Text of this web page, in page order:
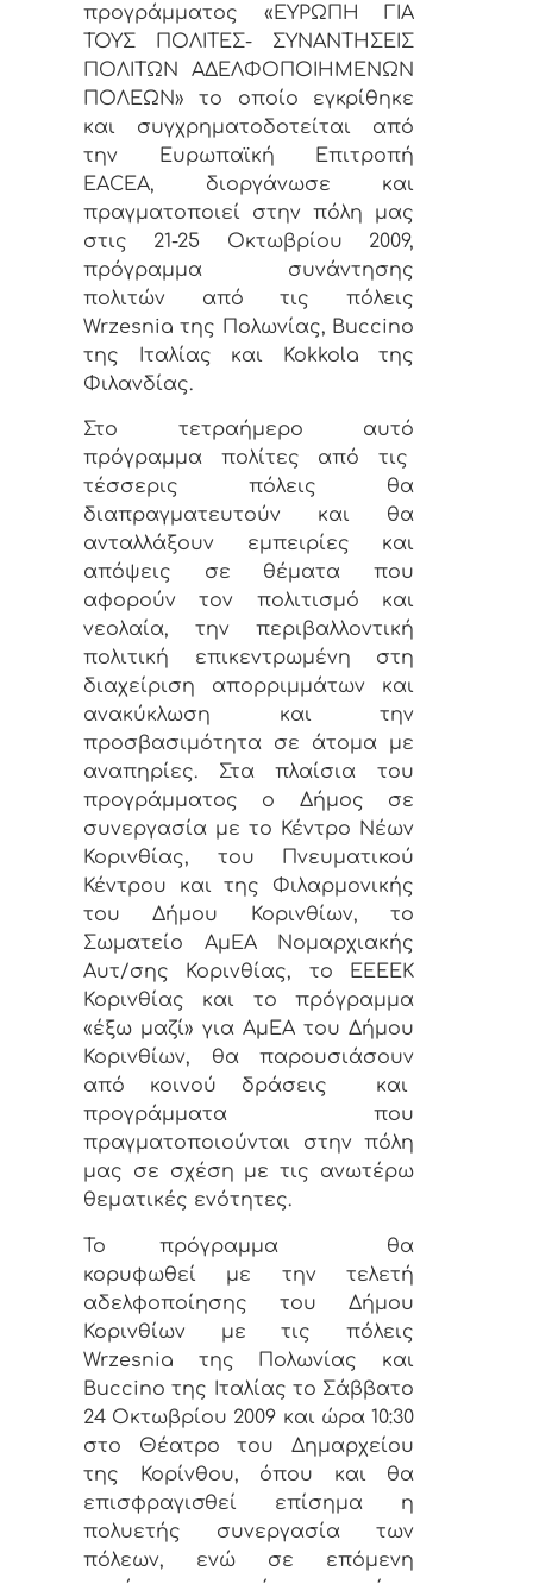
προγράμματος «ΕΥΡΩΠΗ ΓΙΑ
ΤΟΥΣ ΠΟΛΙΤΕΣ- ΣΥΝΑΝΤΗΣΕΙΣ
ΠΟΛΙΤΩΝ ΑΔΕΛΦΟΠΟΙΗΜΕΝΩΝ
ΠΟΛΕΩΝ» το οποίο εγκρίθηκε
και συγχρηματοδοτείται από
την Ευρωπαϊκή Επιτροπή
EACEA, διοργάνωσε και
πραγματοποιεί στην πόλη μας
στις 21-25 Οκτωβρίου 2009,
πρόγραμμα συνάντησης
πολιτών από τις πόλεις
Wrzesnia της Πολωνίας, Buccino
της Ιταλίας και Kokkola της
Φιλανδίας.
Στο τετραήμερο αυτό
πρόγραμμα πολίτες από τις
τέσσερις πόλεις θα
διαπραγματευτούν και θα
ανταλλάξουν εμπειρίες και
απόψεις σε θέματα που
αφορούν τον πολιτισμό και
νεολαία, την περιβαλλοντική
πολιτική επικεντρωμένη στη
διαχείριση απορριμμάτων και
ανακύκλωση και την
προσβασιμότητα σε άτομα με
αναπηρίες. Στα πλαίσια του
προγράμματος ο Δήμος σε
συνεργασία με το Κέντρο Νέων
Κορινθίας, του Πνευματικού
Κέντρου και της Φιλαρμονικής
του Δήμου Κορινθίων, το
Σωματείο ΑμΕΑ Νομαρχιακής
Αυτ/σης Κορινθίας, το ΕΕΕΕΚ
Κορινθίας και το πρόγραμμα
«έξω μαζί» για ΑμΕΑ του Δήμου
Κορινθίων, θα παρουσιάσουν
από κοινού δράσεις και
προγράμματα που
πραγματοποιούνται στην πόλη
μας σε σχέση με τις ανωτέρω
θεματικές ενότητες.
Το πρόγραμμα θα
κορυφωθεί με την τελετή
αδελφοποίησης του Δήμου
Κορινθίων με τις πόλεις
Wrzesnia της Πολωνίας και
Buccino της Ιταλίας το Σάββατο
24 Οκτωβρίου 2009 και ώρα 10:30
στο Θέατρο του Δημαρχείου
της Κορίνθου, όπου και θα
επισφραγισθεί επίσημα η
πολυετής συνεργασία των
πόλεων, ενώ σε επόμενη